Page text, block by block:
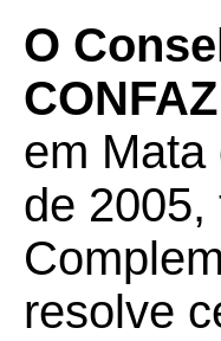
O
CONFAZ
em Mata
de 2005,
resolve